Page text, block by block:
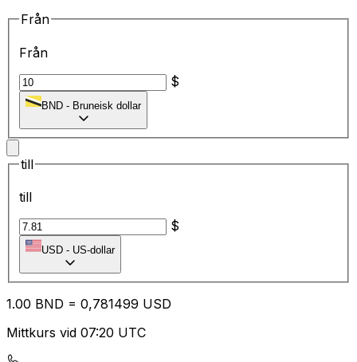
Från
Från
$
BND - Bruneisk dollar
till
till
$
USD - US-dollar
1.00 BND = 0,781499 USD
Mittkurs vid 07:20 UTC